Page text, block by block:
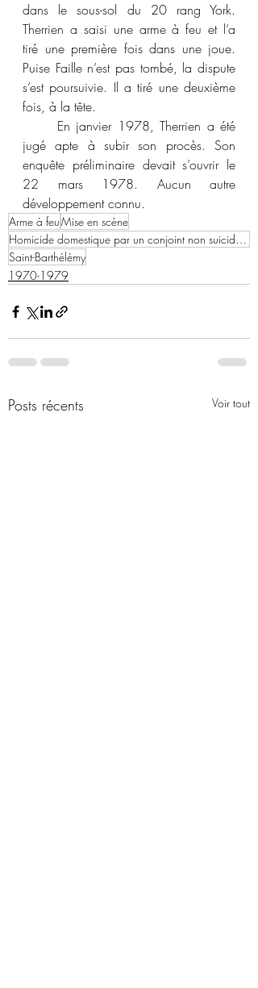
dans le sous-sol du 20 rang York.
Therrien a saisi une arme à feu et l’a
tiré une première fois dans une joue.
Puise Faille n’est pas tombé, la dispute
s’est poursuivie. Il a tiré une deuxième
fois, à la tête.
jugé apte à subir son procès. Son
enquête préliminaire devait s’ouvrir le
22 mars 1978. Aucun autre
développement connu.
Arme à feuMise en scène
Homicide domestique par un conjoint non suicidaire
Saint-Barthélémy
1970-1979
Posts récents Voir tout